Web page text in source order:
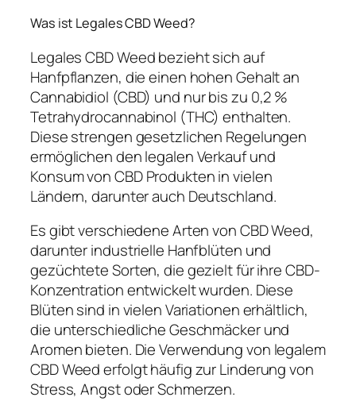
Was ist Legales CBD Weed?
Legales CBD Weed bezieht sich auf
Hanfpflanzen, die einen hohen Gehalt an
Cannabidiol (CBD) und nur bis zu 0,2 %
Tetrahydrocannabinol (THC) enthalten.
Diese strengen gesetzlichen Regelungen
ermöglichen den legalen Verkauf und
Konsum von CBD Produkten in vielen
Ländern, darunter auch Deutschland.
Es gibt verschiedene Arten von CBD Weed,
darunter industrielle Hanfblüten und
gezüchtete Sorten, die gezielt für ihre CBD-
Konzentration entwickelt wurden. Diese
Blüten sind in vielen Variationen erhältlich,
die unterschiedliche Geschmäcker und
Aromen bieten. Die Verwendung von legalem
CBD Weed erfolgt häufig zur Linderung von
Stress, Angst oder Schmerzen.